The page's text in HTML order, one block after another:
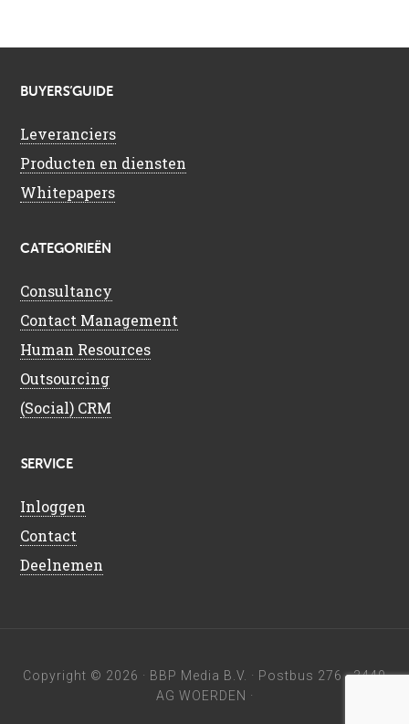
BUYERS’GUIDE
Leveranciers
Producten en diensten
Whitepapers
CATEGORIEËN
Consultancy
Contact Management
Human Resources
Outsourcing
(Social) CRM
SERVICE
Inloggen
Contact
Deelnemen
Copyright © 2026 · BBP Media B.V. · Postbus 276 · 3440
AG WOERDEN ·